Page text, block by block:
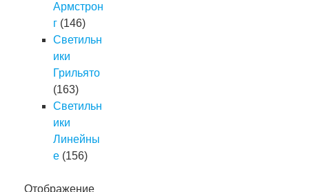
Армстрон
г (146)
Светильн
ики
Грильято
(163)
Светильн
ики
Линейны
е (156)
Отображение